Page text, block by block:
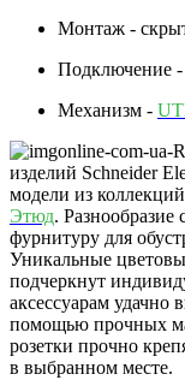
Монтаж -
Подключение -
Механизм -
изделий Schneider
модели из коллекций
Этюд.
фурнитуру для
Уникальные
подчеркнут
аксессуарам удачно
помощью прочных
розетки прочно
в выбранном месте.